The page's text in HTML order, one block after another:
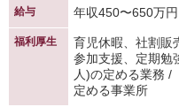
給与 年収450〜650万円
福利厚生
育児休暇、社割販
参加支援、定期勉
人)の定める業務 /
定める事業所